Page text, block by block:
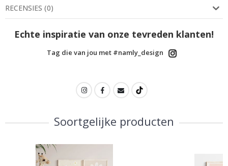
RECENSIES (0)
Echte inspiratie van onze tevreden klanten!
Tag die van jou met #namly_design
Soortgelijke producten